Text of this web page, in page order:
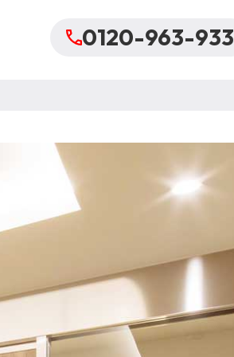
0120-963-933